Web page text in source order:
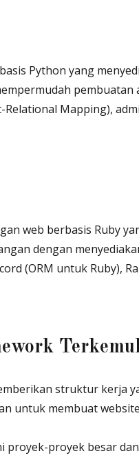
Python yang
pembuatan
Mapping),
web berbasis Ruby
dengan
(ORM untuk Ruby),
struktur kerja
untuk membuat
proyek-proyek besar